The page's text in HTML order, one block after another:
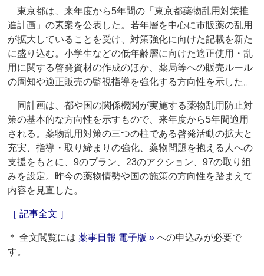
東京都は、来年度から5年間の「東京都薬物乱用対策推
進計画」の素案を公表した。若年層を中心に市販薬の乱用
が拡大していることを受け、対策強化に向けた記載を新た
に盛り込む。小学生などの低年齢層に向けた適正使用・乱
用に関する啓発資材の作成のほか、薬局等への販売ルール
の周知や適正販売の監視指導を強化する方向性を示した。
同計画は、都や国の関係機関が実施する薬物乱用防止対
策の基本的な方向性を示すもので、来年度から5年間適用
される。薬物乱用対策の三つの柱である啓発活動の拡大と
充実、指導・取り締まりの強化、薬物問題を抱える人への
支援をもとに、9のプラン、23のアクション、97の取り組
みを設定。昨今の薬物情勢や国の施策の方向性を踏まえて
内容を見直した。
［ 記事全文 ］
＊ 全文閲覧には薬事日報 電子版 » への申込みが必要で
す。